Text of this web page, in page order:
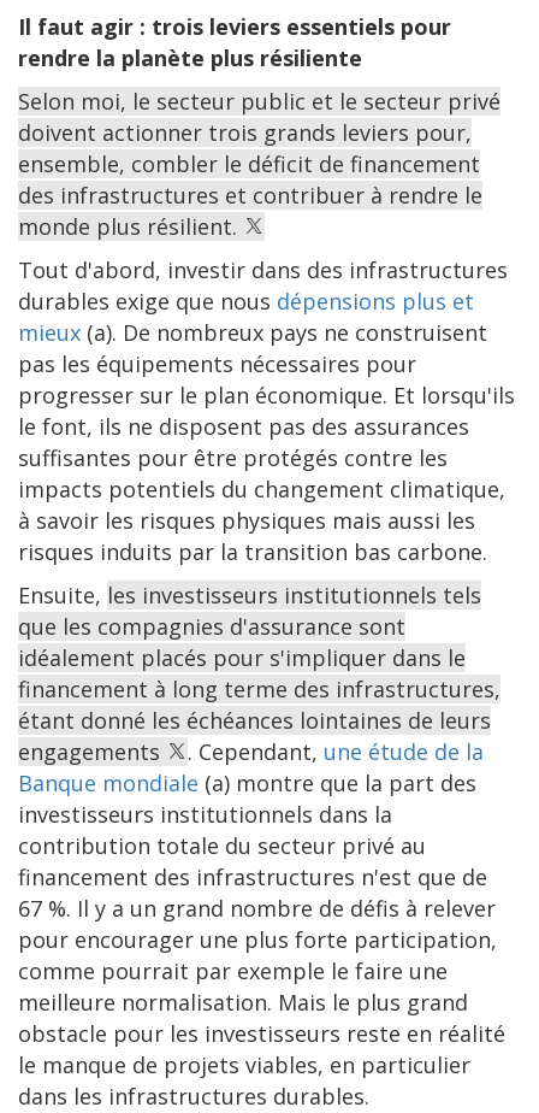
Il faut agir : trois leviers essentiels pour
rendre la planète plus résiliente
Selon moi, le secteur public et le secteur privé
doivent actionner trois grands leviers pour,
ensemble, combler le déficit de financement
des infrastructures et contribuer à rendre le
monde plus résilient.
Tout d'abord, investir dans des infrastructures
durables exige que nous dépensions plus et
mieux (a). De nombreux pays ne construisent
pas les équipements nécessaires pour
progresser sur le plan économique. Et lorsqu'ils
le font, ils ne disposent pas des assurances
suffisantes pour être protégés contre les
impacts potentiels du changement climatique,
à savoir les risques physiques mais aussi les
risques induits par la transition bas carbone.
Ensuite, les investisseurs institutionnels tels
que les compagnies d'assurance sont
idéalement placés pour s'impliquer dans le
financement à long terme des infrastructures,
étant donné les échéances lointaines de leurs
engagements
. Cependant, une étude de la
Banque mondiale (a) montre que la part des
investisseurs institutionnels dans la
contribution totale du secteur privé au
financement des infrastructures n'est que de
67 %. Il y a un grand nombre de défis à relever
pour encourager une plus forte participation,
comme pourrait par exemple le faire une
meilleure normalisation. Mais le plus grand
obstacle pour les investisseurs reste en réalité
le manque de projets viables, en particulier
dans les infrastructures durables.